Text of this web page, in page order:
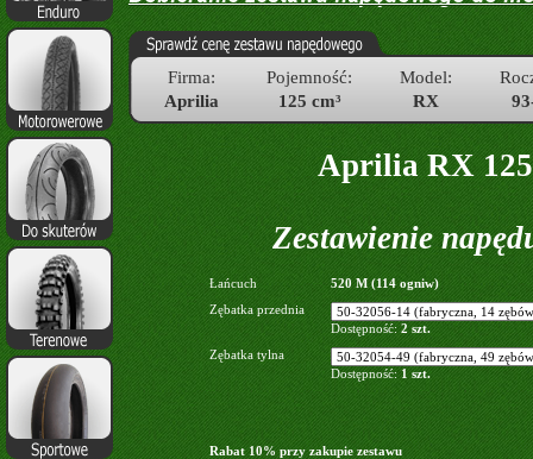
Firma:
Aprilia
Pojemność:
125 cm³
Model:
RX
Aprilia RX
Zestawienie
Łańcuch
520 M (114 ogniw)
Zębatka przednia
Dostępność: 2 szt.
Zębatka tylna
Dostępność:1 szt.
Rabat 10% przy zakupie zestawu